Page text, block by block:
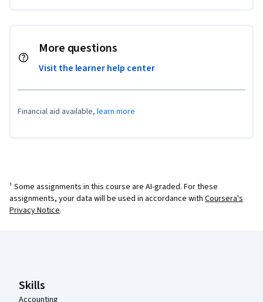
More questions
Visit the learner help center
Financial aid available, learn more
¹ Some assignments in this course are AI-graded. For these
assignments, your data will be used in accordance with Coursera's
Privacy Notice.
Skills